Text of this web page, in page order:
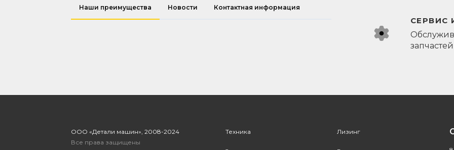
Наши преимущества Новости Контактная информация
СЕРВИС
ООО «Детали машин», 2008-2024
Все права защищены
Техника Лизинг